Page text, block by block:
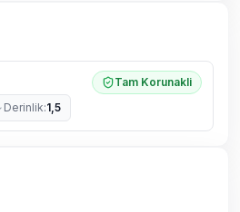
Tam Korunakli
Derinlik:1,5